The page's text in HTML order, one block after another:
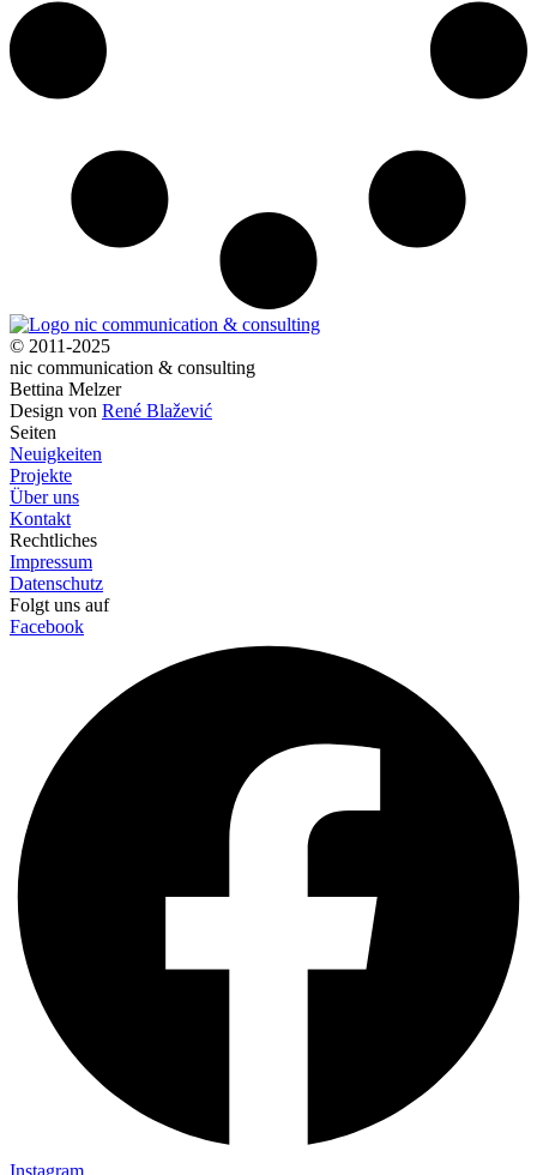
© 2011-2025
nic communication & consulting
Bettina Melzer
Design von René Blažević
Seiten
Neuigkeiten
Projekte
Über uns
Kontakt
Rechtliches
Impressum
Datenschutz
Folgt uns auf
Facebook
Instagram